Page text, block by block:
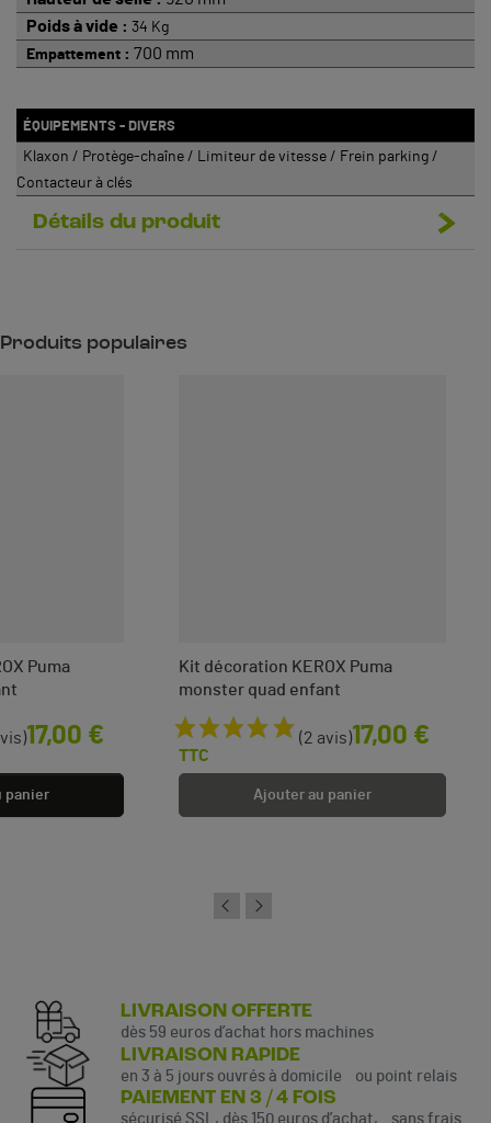
Poids à vide : 34 Kg
Empattement : 700 mm
ÉQUIPEMENTS - DIVERS
Klaxon / Protège-chaîne / Limiteur de vitesse / Frein parking /
Contacteur à clés
Détails du produit
Produits populaires
Puma
17,00 €
panier
Kit décoration KEROX Puma
monster quad enfant
(2 avis)
Prix 17,00 €
TTC
Ajouter au panier
LIVRAISON OFFERTE
dès 59 euros d’achat hors machines
LIVRAISON RAPIDE
en 3 à 5 jours ouvrés à domicile ou point relais
PAIEMENT EN 3 / 4 FOIS
sécurisé SSL, dès 150 euros d’achat, sans frais